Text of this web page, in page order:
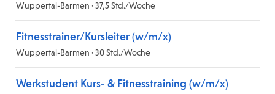
Wuppertal-Barmen · 37,5 Std./Woche
Fitnesstrainer/Kursleiter (w/m/x)
Wuppertal-Barmen · 30 Std./Woche
Werkstudent Kurs- & Fitnesstraining (w/m/x)